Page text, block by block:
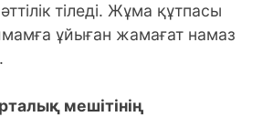
тіледі. Жұма құтпасы
ұйыған жамағат намаз
мешітінің